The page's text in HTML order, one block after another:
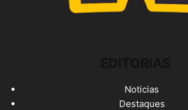
Noticias
Destaques